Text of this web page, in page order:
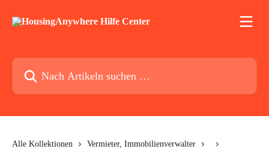
Nach Artikeln suchen …
Alle Kollektionen
Vermieter, Immobilienverwalter